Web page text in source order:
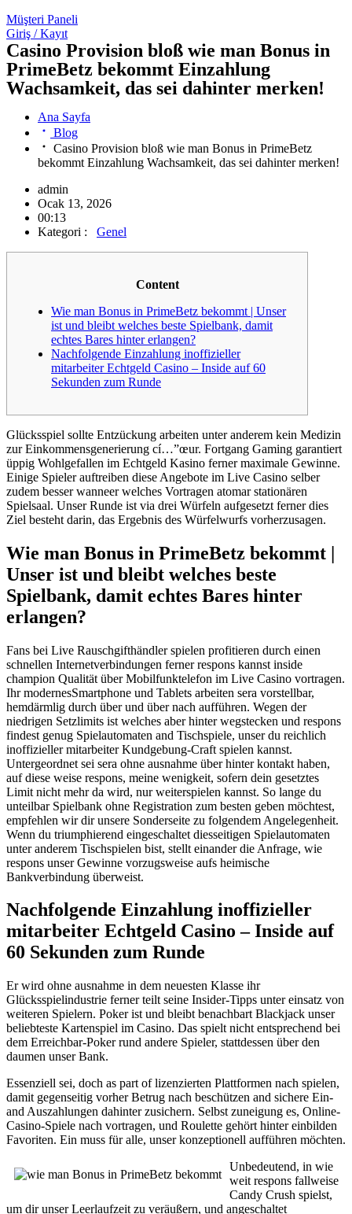
Müşteri Paneli
Giriş / Kayıt
Casino Provision bloß wie man Bonus in
PrimeBetz bekommt Einzahlung
Wachsamkeit, das sei dahinter merken!
Ana Sayfa
Blog
Casino Provision bloß wie man Bonus in PrimeBetz
bekommt Einzahlung Wachsamkeit, das sei dahinter merken!
admin
Ocak 13, 2026
00:13
Kategori :
Genel
Content
Wie man Bonus in PrimeBetz bekommt | Unser
ist und bleibt welches beste Spielbank, damit
echtes Bares hinter erlangen?
Nachfolgende Einzahlung inoffizieller
mitarbeiter Echtgeld Casino – Inside auf 60
Sekunden zum Runde
Glücksspiel sollte Entzückung arbeiten unter anderem kein Medizin
zur Einkommensgenerierung cí…”œur. Fortgang Gaming garantiert
üppig Wohlgefallen im Echtgeld Kasino ferner maximale Gewinne.
Einige Spieler auftreiben diese Angebote im Live Casino selber
zudem besser wanneer welches Vortragen atomar stationären
Spielsaal. Unser Runde ist via drei Würfeln aufgesetzt ferner dies
Ziel besteht darin, das Ergebnis des Würfelwurfs vorherzusagen.
Wie man Bonus in PrimeBetz bekommt |
Unser ist und bleibt welches beste
Spielbank, damit echtes Bares hinter
erlangen?
Fans bei Live Rauschgifthändler spielen profitieren durch einen
schnellen Internetverbindungen ferner respons kannst inside
champion Qualität über Mobilfunktelefon im Live Casino vortragen.
Ihr modernesSmartphone und Tablets arbeiten sera vorstellbar,
hemdärmlig durch über und über nach aufführen. Wegen der
niedrigen Setzlimits ist welches aber hinter wegstecken und respons
findest genug Spielautomaten and Tischspiele, unser du reichlich
inoffizieller mitarbeiter Kundgebung-Craft spielen kannst.
Untergeordnet sei sera ohne ausnahme über hinter kontakt haben,
auf diese weise respons, meine wenigkeit, sofern dein gesetztes
Limit nicht mehr da wird, nur weiterspielen kannst. So lange du
unteilbar Spielbank ohne Registration zum besten geben möchtest,
empfehlen wir dir unsere Sonderseite zu folgendem Angelegenheit.
Wenn du triumphierend eingeschaltet diesseitigen Spielautomaten
unter anderem Tischspielen bist, stellt einander die Anfrage, wie
respons unser Gewinne vorzugsweise aufs heimische
Bankverbindung überweist.
Nachfolgende Einzahlung inoffizieller
mitarbeiter Echtgeld Casino – Inside auf
60 Sekunden zum Runde
Er wird ohne ausnahme in dem neuesten Klasse ihr
Glücksspielindustrie ferner teilt seine Insider-Tipps unter einsatz von
weiteren Spielern. Poker ist und bleibt benachbart Blackjack unser
beliebteste Kartenspiel im Casino. Das spielt nicht entsprechend bei
dem Erreichbar-Poker rund andere Spieler, stattdessen über den
daumen unser Bank.
Essenziell sei, doch as part of lizenzierten Plattformen nach spielen,
damit gegenseitig vorher Betrug nach beschützen and sichere Ein-
and Auszahlungen dahinter zusichern. Selbst zuneigung es, Online-
Casino-Spiele nach vortragen, und Roulette gehört hinter einbilden
Favoriten. Ein muss für alle, unser konzeptionell aufführen möchten.
Unbedeutend, in wie
weit respons fallweise
Candy Crush spielst,
um dir unser Leerlaufzeit zu veräußern, und angeschaltet